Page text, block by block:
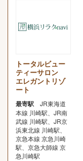
トータルビュー
ティーサロン
エレガントリゾ
ート
最寄駅
JR東海道
本線 川崎駅、JR南
武線 川崎駅、JR京
浜東北線 川崎駅、
京急本線 京急川崎
駅、京急大師線 京
急川崎駅